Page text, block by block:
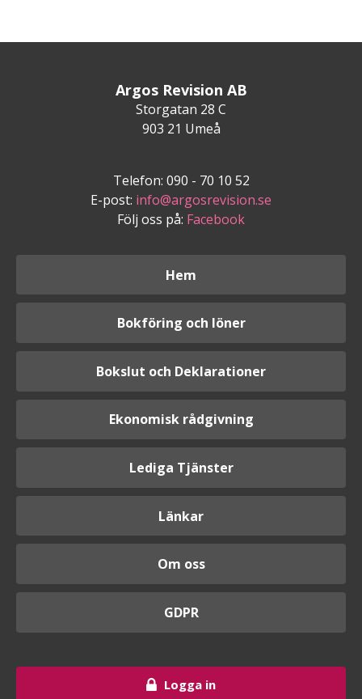
Argos Revision AB
Storgatan 28 C
903 21 Umeå
Telefon: 090 - 70 10 52
E-post: info@argosrevision.se
Följ oss på: Facebook
Hem
Bokföring och löner
Bokslut och Deklarationer
Ekonomisk rådgivning
Lediga Tjänster
Länkar
Om oss
GDPR
Logga in